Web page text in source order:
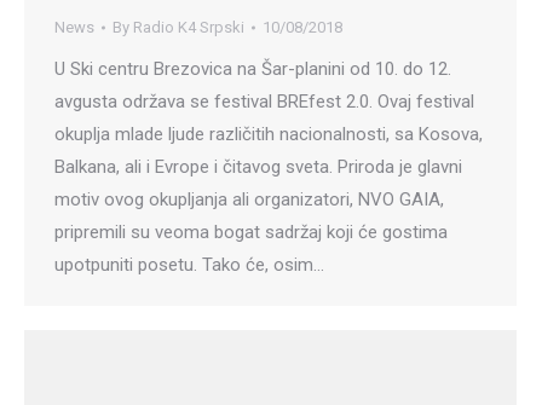
News By Radio K4 Srpski 10/08/2018
U Ski centru Brezovica na Šar-planini od 10. do 12.
avgusta održava se festival BREfest 2.0. Ovaj festival
okuplja mlade ljude različitih nacionalnosti, sa Kosova,
Balkana, ali i Evrope i čitavog sveta. Priroda je glavni
motiv ovog okupljanja ali organizatori, NVO GAIA,
pripremili su veoma bogat sadržaj koji će gostima
upotpuniti posetu. Tako će, osim…